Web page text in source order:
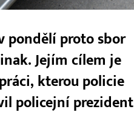
pondělí proto sbor
Jejím cílem je
kterou policie
policejní prezident